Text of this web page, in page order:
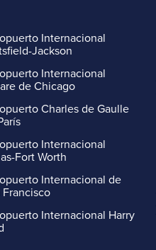
Internacional
Jackson
Internacional
de Chicago
Charles de Gaulle
Internacional
Fort Worth
Internacional de
Francisco
Internacional Harry